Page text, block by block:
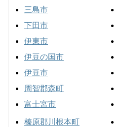
三島市
下田市
伊東市
伊豆の国市
伊豆市
周智郡森町
富士宮市
榛原郡川根本町